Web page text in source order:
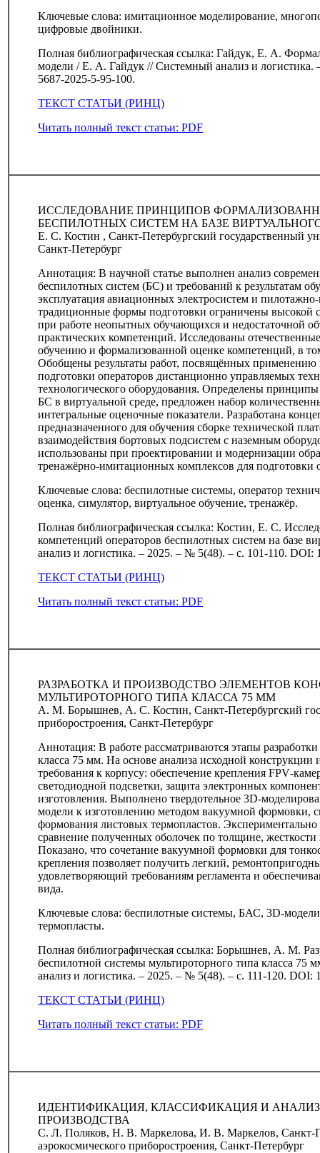
Ключевые слова: имитационное моделирование,
цифровые двойники.
Полная библиографическая ссылка: Гайдук, Е. А.
модели / Е. А. Гайдук // Системный анализ и
5687-2025-5-95-100.
ТЕКСТ СТАТЬИ (РИНЦ)
Читать полный текст статьи: PDF
ИССЛЕДОВАНИЕ ПРИНЦИПОВ
БЕСПИЛОТНЫХ СИСТЕМ НА БАЗЕ
Е. С. Костин , Санкт-Петербургский государственный
Санкт-Петербург
Аннотация: В научной статье выполнен анализ
беспилотных систем (БС) и требований к результатам
эксплуатация авиационных электросистем и
традиционные формы подготовки ограничены высокой
при работе неопытных обучающихся и недостаточной
практических компетенций. Исследованы
обучению и формализованной оценке компетенций, в
Обобщены результаты работ, посвящённых применению
подготовки операторов дистанционно управляемых
технологического оборудования. Определены
БС в виртуальной среде, предложен набор
интегральные оценочные показатели. Разработана
предназначенного для обучения сборке технической
взаимодействия бортовых подсистем с наземным
использованы при проектировании и модернизации
тренажёрно-имитационных комплексов для подготовки
Ключевые слова: беспилотные системы, оператор
оценка, симулятор, виртуальное обучение, тренажёр.
Полная библиографическая ссылка: Костин, Е. С.
компетенций операторов беспилотных систем на базе
анализ и логистика. – 2025. – № 5(48). – с. 101-110. DOI:
ТЕКСТ СТАТЬИ (РИНЦ)
Читать полный текст статьи: PDF
РАЗРАБОТКА И ПРОИЗВОДСТВО ЭЛЕМЕНТОВ
МУЛЬТИРОТОРНОГО ТИПА КЛАССА 75 ММ
А. М. Борышнев, А. С. Костин, Санкт-Петербургский
приборостроения, Санкт-Петербург
Аннотация: В работе рассматриваются этапы
класса 75 мм. На основе анализа исходной
требования к корпусу: обеспечение крепления
светодиодной подсветки, защита электронных
изготовления. Выполнено твердотельное
модели к изготовлению методом вакуумной формовки,
формования листовых термопластов.
сравнение полученных оболочек по толщине,
Показано, что сочетание вакуумной формовки для
крепления позволяет получить легкий,
удовлетворяющий требованиям регламента и
вида.
Ключевые слова: беспилотные системы, БАС,
термопласты.
Полная библиографическая ссылка: Борышнев, А. М.
беспилотной системы мультироторного типа класса
анализ и логистика. – 2025. – № 5(48). – с. 111-120. DOI:
ТЕКСТ СТАТЬИ (РИНЦ)
Читать полный текст статьи: PDF
ИДЕНТИФИКАЦИЯ, КЛАССИФИКАЦИЯ И
ПРОИЗВОДСТВА
С. Л. Поляков, Н. В. Маркелова, И. В. Маркелов, Санкт-
аэрокосмического приборостроения, Санкт-Петербург